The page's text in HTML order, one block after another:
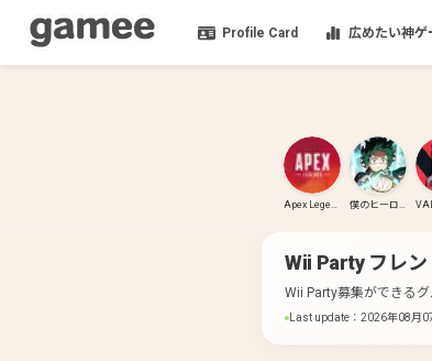
Profile Card 広めたい神ゲ
Apex Legends 僕のヒーローアカデミア ULTRA RUMBLE
Wii Partyフレン
Wii Party募集ができるグ
Last update ： 2026年08月